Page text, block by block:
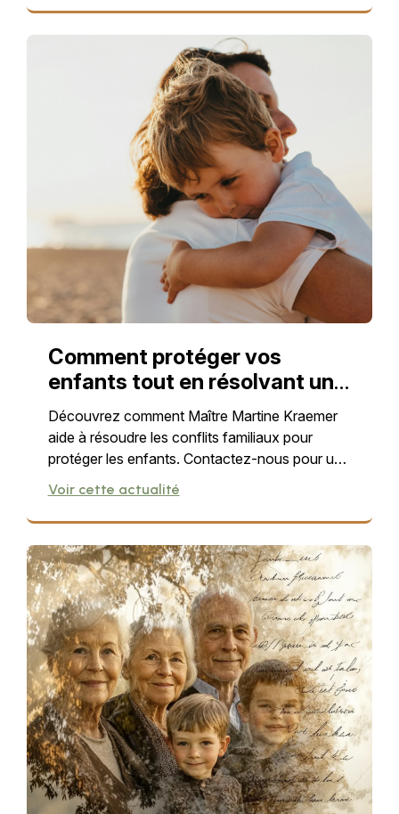
Comment protéger vos
enfants tout en résolvant un
conflit familial ?
Découvrez comment Maître Martine Kraemer
aide à résoudre les conflits familiaux pour
protéger les enfants. Contactez-nous pour un
accompagnement.
Voir cette actualité